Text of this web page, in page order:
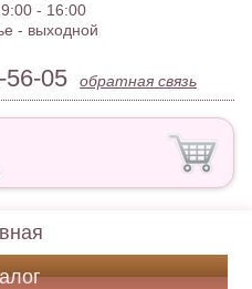
9:00 - 16:00
- выходной
56-05 обратная связь